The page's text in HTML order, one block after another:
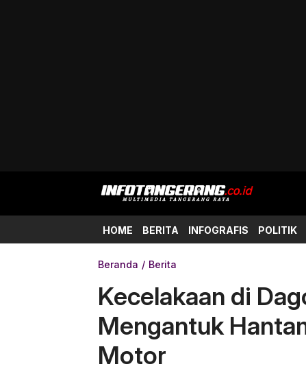
HOME BERITA INFOGRAFIS POLITIK
Beranda Berita
Kecelakaan di
Mengantuk
Motor